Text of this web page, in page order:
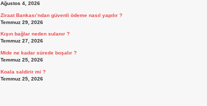
Ağustos 4, 2026
Ziraat Bankası’ndan güvenli ödeme nasıl yapılır ?
Temmuz 29, 2026
Kışın bağlar neden sulanır ?
Temmuz 27, 2026
Mide ne kadar sürede boşalır ?
Temmuz 25, 2026
Koala saldirir mi ?
Temmuz 25, 2026